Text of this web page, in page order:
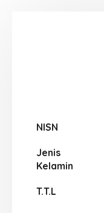
NISN
Jenis
Kelamin
T.T.L